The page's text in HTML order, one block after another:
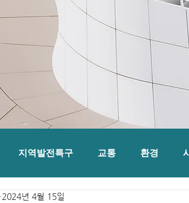
지역발전특구 교통 환경
2024년 4월 15일